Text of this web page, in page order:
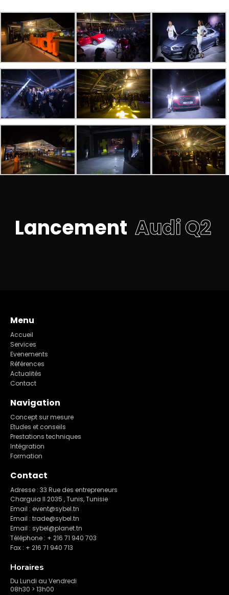
Lancement AudiQ2
Menu
Accueil
Services
Evenements
Références
Actualités
Contact
Navigation
Concept sur mesure
Etudes et conseils
Prestations techniques
Intégration
Formation
Contact
Adresse : 33 Rue des entrepreneurs
Charguia II 2035 , Tunis, Tunisie
Email : event@sybel.tn
Email : trade@sybel.tn
Email : sybel@planet.tn
Téléphone : + 216 71 940 703
Fax : + 216 71 940 713
Horaires
Du Lundi au Vendredi
08h30 > 13h00